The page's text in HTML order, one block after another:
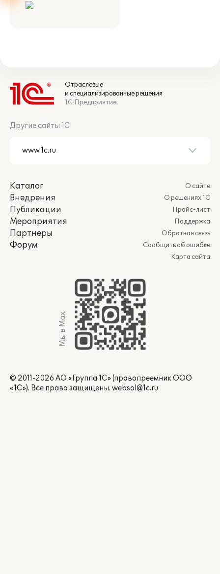
Отраслевые
и специализированные решения
1С:Предприятие
Другие сайты 1С
Каталог
Внедрения
Публикации
Мероприятия
Партнеры
Форум
О сайте
О решениях 1С
Прайс-лист
Поддержка
Обратная связь
Сообщить об ошибке
Карта сайта
Мы в Max
© 2011-2026 АО «Группа 1С» (правопреемник ООО
«1С»). Все права защищены. websol@1c.ru